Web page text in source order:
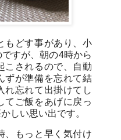
もどす事があり、小
すが、朝の4時から
こされるので、自動
ずが準備を忘れて結
れ忘れて出掛けてし
てご飯をあげに戻っ
しい思い出です。
、もっと早く気付け